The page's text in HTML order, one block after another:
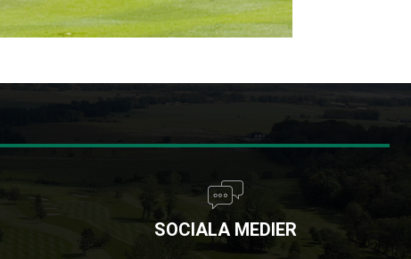
SOCIALA MEDIER